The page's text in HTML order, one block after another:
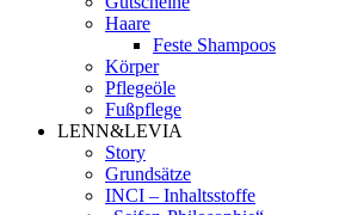
Haare
Feste Shampoos
Körper
Pflegeöle
Fußpflege
LENN&LEVIA
Story
Grundsätze
INCI – Inhaltsstoffe